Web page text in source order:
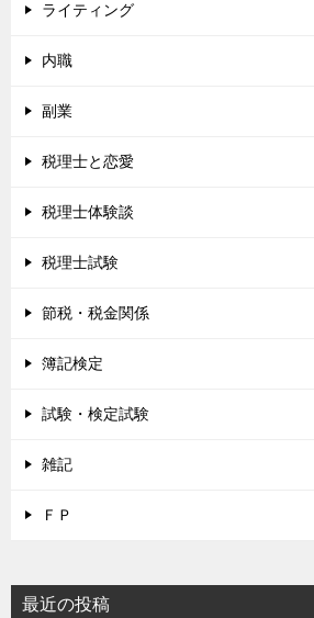
ライティング
内職
副業
税理士と恋愛
税理士体験談
税理士試験
節税・税金関係
簿記検定
試験・検定試験
雑記
ＦＰ
最近の投稿